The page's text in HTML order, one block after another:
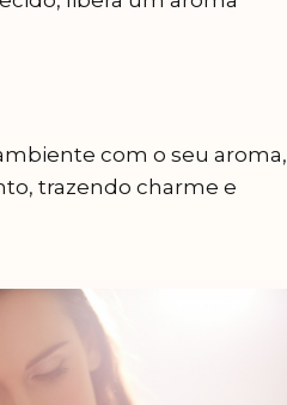
com o seu aroma,
trazendo charme e